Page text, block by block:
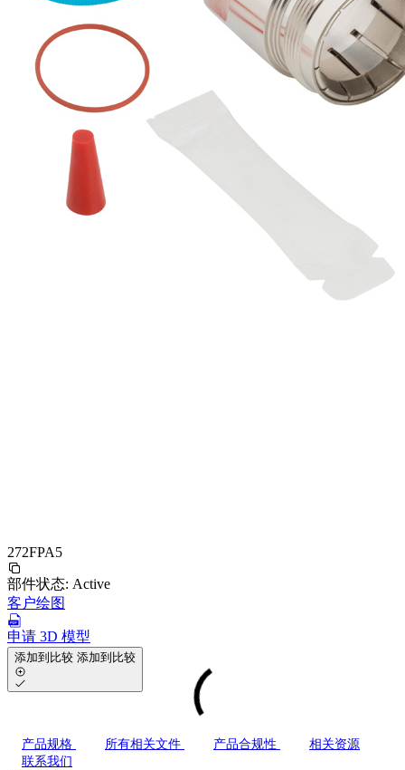
272FPA5
部件状态: Active
客户绘图
申请 3D 模型
添加到比较 添加到比较
产品规格 所有相关文件 产品合规性
相关资源
联系我们